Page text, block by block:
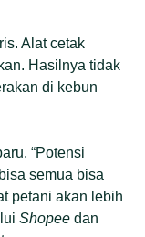
Alat cetak
Hasilnya tidak
di kebun
“Potensi
semua bisa
petani akan lebih
Shopeedan